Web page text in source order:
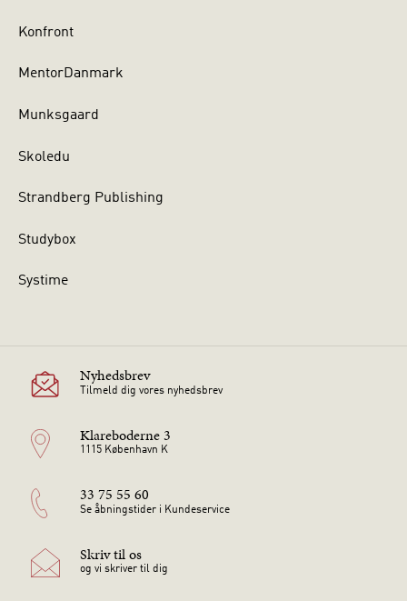
Konfront
MentorDanmark
Munksgaard
Skoledu
Strandberg Publishing
Studybox
Systime
Nyhedsbrev
Tilmeld dig vores nyhedsbrev
Klareboderne 3
1115 København K
33 75 55 60
Se åbningstider i Kundeservice
Skriv til os
og vi skriver til dig